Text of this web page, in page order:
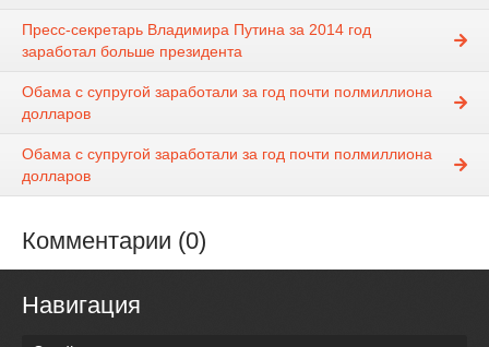
Пресс-секретарь Владимира Путина за 2014 год
заработал больше президента
Обама с супругой заработали за год почти полмиллиона
долларов
Обама с супругой заработали за год почти полмиллиона
долларов
Комментарии (0)
Навигация